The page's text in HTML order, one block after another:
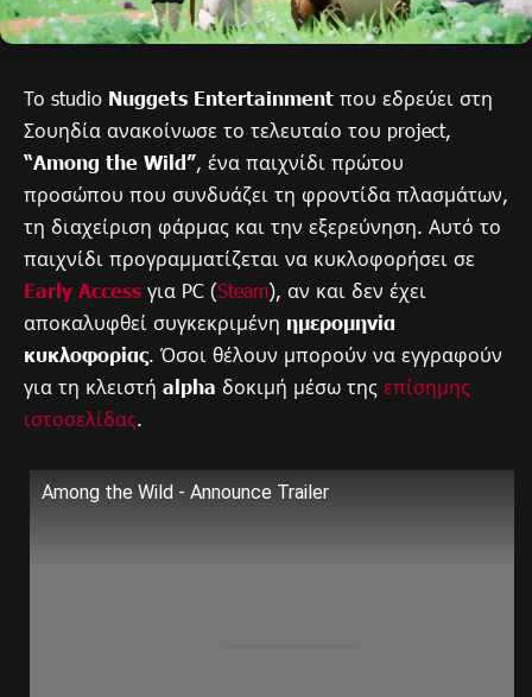
Το studio Nuggets Entertainment που εδρεύει στη
Σουηδία ανακοίνωσε το τελευταίο του project,
“Among the Wild”, ένα παιχνίδι πρώτου
προσώπου που συνδυάζει τη φροντίδα πλασμάτων,
τη διαχείριση φάρμας και την εξερεύνηση. Αυτό το
παιχνίδι προγραμματίζεται να κυκλοφορήσει σε
Early Access για PC (Steam), αν και δεν έχει
αποκαλυφθεί συγκεκριμένη ημερομηνία
κυκλοφορίας. Όσοι θέλουν μπορούν να εγγραφούν
για τη κλειστή alpha δοκιμή μέσω της επίσημης
ιστοσελίδας.
Among the Wild - Announce Trailer